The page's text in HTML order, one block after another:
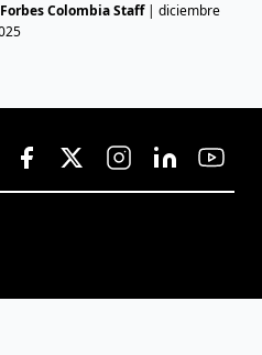
Forbes Colombia Staff|diciembre